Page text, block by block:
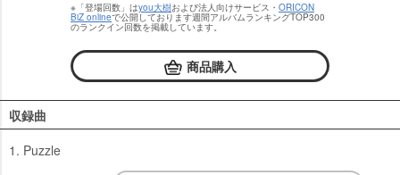
※「登場回数」はyou大樹および法人向けサービス・ ORICON
BiZ onlineで公開しております週間アルバムランキングTOP300
のランクイン回数を掲載しています。
商品購入
収録曲
1. Puzzle